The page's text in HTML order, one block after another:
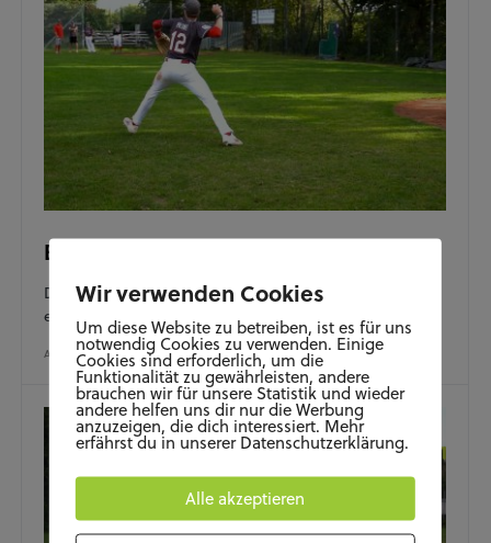
Blackbirds-Baseball-Lexikon Folge 5
Die 5. Folge unseres Blackbirds-Baseball-Lexikons
erklärt die Position des Third Baseman.
AUGUST 24, 2020
Wir verwenden Cookies
Um diese Website zu betreiben, ist es für uns
notwendig Cookies zu verwenden. Einige
Cookies sind erforderlich, um die
Funktionalität zu gewährleisten, andere
brauchen wir für unsere Statistik und wieder
andere helfen uns dir nur die Werbung
anzuzeigen, die dich interessiert. Mehr
erfährst du in unserer Datenschutzerklärung.
Alle akzeptieren